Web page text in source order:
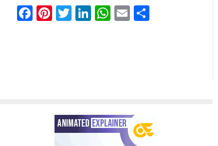
Facebook
Pinterest
Twitter
LinkedIn
WhatsApp
Email